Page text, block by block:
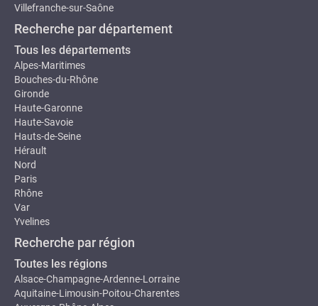
Villefranche-sur-Saône
Recherche par département
Tous les départements
Alpes-Maritimes
Bouches-du-Rhône
Gironde
Haute-Garonne
Haute-Savoie
Hauts-de-Seine
Hérault
Nord
Paris
Rhône
Var
Yvelines
Recherche par région
Toutes les régions
Alsace-Champagne-Ardenne-Lorraine
Aquitaine-Limousin-Poitou-Charentes